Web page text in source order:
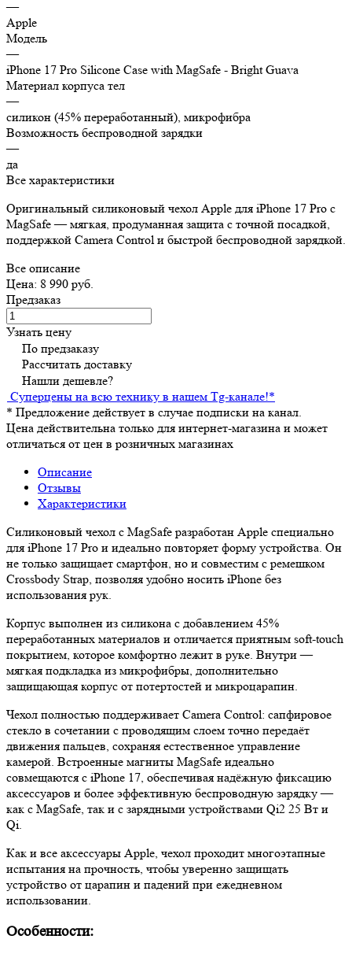
—
Apple
Модель
—
iPhone 17 Pro Silicone Case with MagSafe - Bright Guava
Материал корпуса тел
—
силикон (45% переработанный), микрофибра
Возможность беспроводной зарядки
—
да
Все характеристики
Оригинальный силиконовый чехол Apple для iPhone 17 Pro с
MagSafe — мягкая, продуманная защита с точной посадкой,
поддержкой Camera Control и быстрой беспроводной зарядкой.
Все описание
Цена: 8 990 руб.
Предзаказ
Узнать цену
По предзаказу
Рассчитать доставку
Нашли дешевле?
Суперцены на всю технику в нашем Tg-канале!*
* Предложение действует в случае подписки на канал.
Цена действительна только для интернет-магазина и может
отличаться от цен в розничных магазинах
Описание
Отзывы
Характеристики
Силиконовый чехол с MagSafe разработан Apple специально
для iPhone 17 Pro и идеально повторяет форму устройства. Он
не только защищает смартфон, но и совместим с ремешком
Crossbody Strap, позволяя удобно носить iPhone без
использования рук.
Корпус выполнен из силикона с добавлением 45%
переработанных материалов и отличается приятным soft-touch
покрытием, которое комфортно лежит в руке. Внутри —
мягкая подкладка из микрофибры, дополнительно
защищающая корпус от потертостей и микроцарапин.
Чехол полностью поддерживает Camera Control: сапфировое
стекло в сочетании с проводящим слоем точно передаёт
движения пальцев, сохраняя естественное управление
камерой. Встроенные магниты MagSafe идеально
совмещаются с iPhone 17, обеспечивая надёжную фиксацию
аксессуаров и более эффективную беспроводную зарядку —
как с MagSafe, так и с зарядными устройствами Qi2 25 Вт и
Qi.
Как и все аксессуары Apple, чехол проходит многоэтапные
испытания на прочность, чтобы уверенно защищать
устройство от царапин и падений при ежедневном
использовании.
Особенности: